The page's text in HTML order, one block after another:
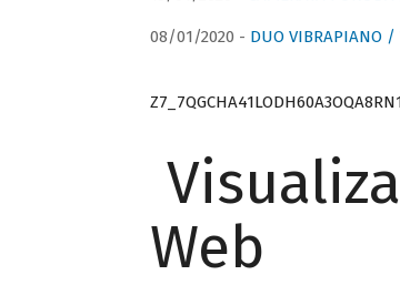
08/01/2020 - DUO VIBRAPIANO
Web